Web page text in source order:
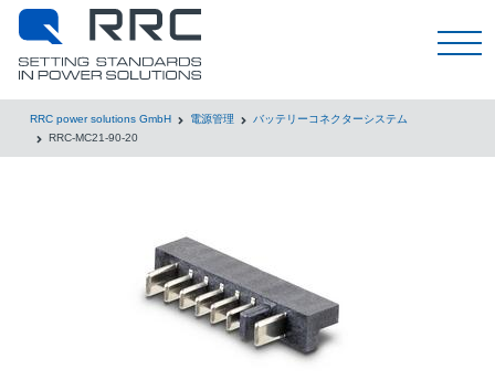
日本語
RRC power solutions GmbH 電源管理
バッテリーコネクターシステム
RRC-MC21-90-20